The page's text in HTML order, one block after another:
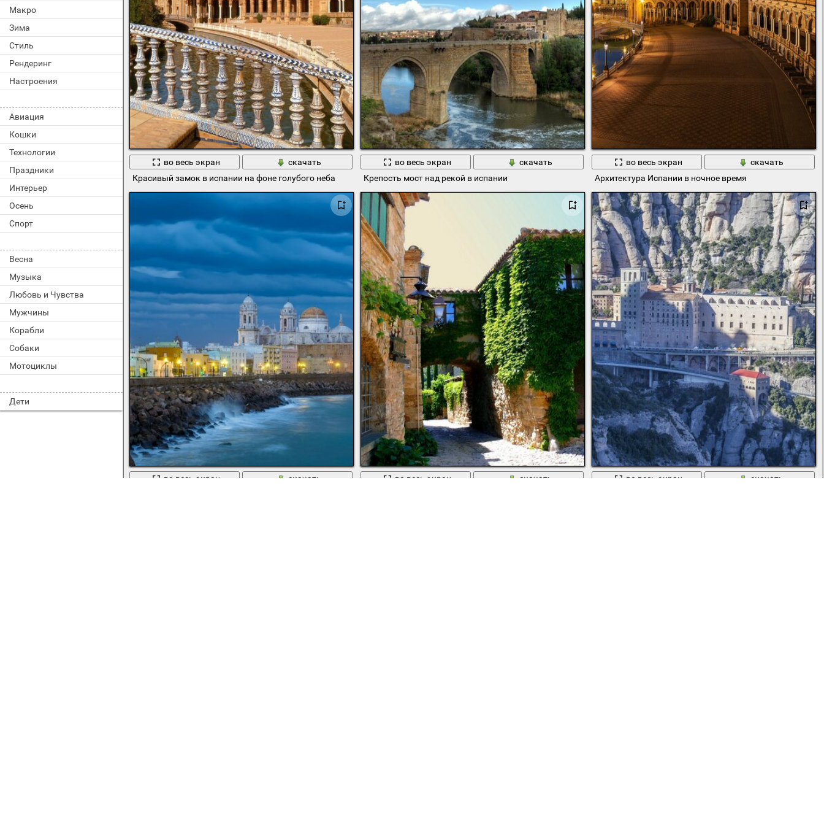
Макро
Зима
Стиль
Рендеринг
Настроения
Авиация
Кошки
Технологии
Праздники
Интерьер
Осень
Спорт
Весна
Музыка
Любовь и Чувства
Мужчины
Корабли
Собаки
Мотоциклы
Дети
во весь экран
скачать
Красивый замок в испании на фоне голубого неба
во весь экран
скачать
Крепость мост над рекой в испании
во весь экран
скачать
Архитектура Испании в ночное время
во весь экран
скачать
во весь экран
скачать
во весь экран
скачать